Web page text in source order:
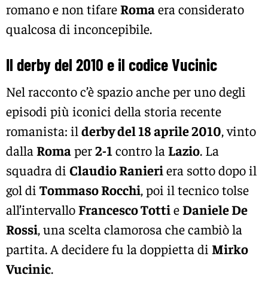
romano e non tifareRomaera considerato
qualcosa di inconcepibile.
Il derby del 2010 e il codice Vucinic
Nel racconto c’è spazio anche per uno degli
episodi più iconici della storia recente
romanista: il derby del 18 aprile 2010, vinto
dalla Romaper2-1contro la Lazio. La
squadra di Claudio Ranieriera sotto dopo il
gol di Tommaso Rocchi, poi il tecnico tolse
all’intervalloFrancesco TottieDaniele De
Rossi, una scelta clamorosa che cambiò la
partita. A decidere fu la doppietta di Mirko
Vucinic.